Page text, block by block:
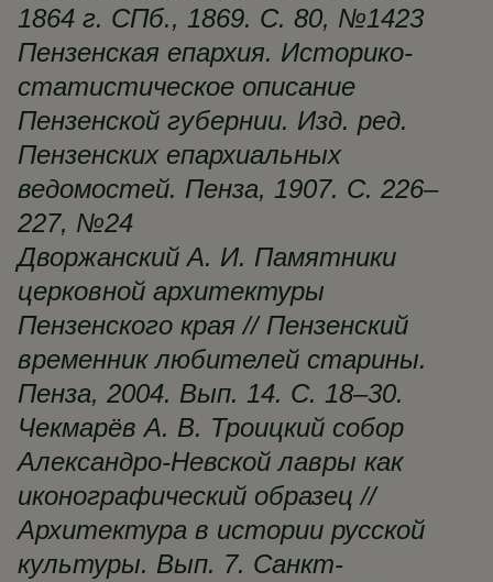
1864 г. СПб., 1869. С. 80, №1423
Пензенская епархия. Историко-
статистическое описание
Пензенской губернии. Изд. ред.
Пензенских епархиальных
ведомостей. Пенза, 1907. С. 226–
227, №24
Дворжанский А. И. Памятники
церковной архитектуры
Пензенского края // Пензенский
временник любителей старины.
Пенза, 2004. Вып. 14. С. 18–30.
Чекмарёв А. В. Троицкий собор
Александро-Невской лавры как
иконографический образец //
Архитектура в истории русской
культуры. Вып. 7. Санкт-